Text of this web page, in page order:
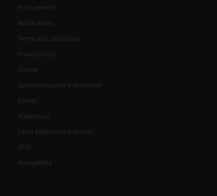
Procurement
Notifications
Terms and conditions
Privacy policy
Cookie
Sponsorizzazioni e donazioni
Events
Support us
Firma Elettronica Avanzata
SPID
Accessibilità